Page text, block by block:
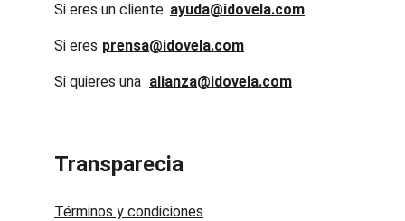
Si eres un cliente
prensa@idovela.com
Si eres
ayuda@idovela.com
Si quieres una alianza@idovela.com
Transparecia
Términos y condiciones